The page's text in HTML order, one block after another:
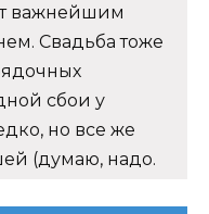
важнейшим
Свадьба тоже
сбои у
но все же
(думаю, надо.